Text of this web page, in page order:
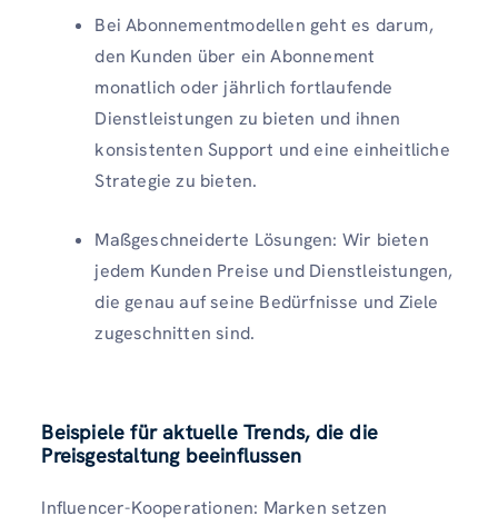
Bei Abonnementmodellen geht es darum,
den Kunden über ein Abonnement
monatlich oder jährlich fortlaufende
Dienstleistungen zu bieten und ihnen
konsistenten Support und eine einheitliche
Strategie zu bieten.
Maßgeschneiderte Lösungen: Wir bieten
jedem Kunden Preise und Dienstleistungen,
die genau auf seine Bedürfnisse und Ziele
zugeschnitten sind.
Beispiele für aktuelle Trends, die die
Preisgestaltung beeinflussen
Influencer-Kooperationen: Marken setzen